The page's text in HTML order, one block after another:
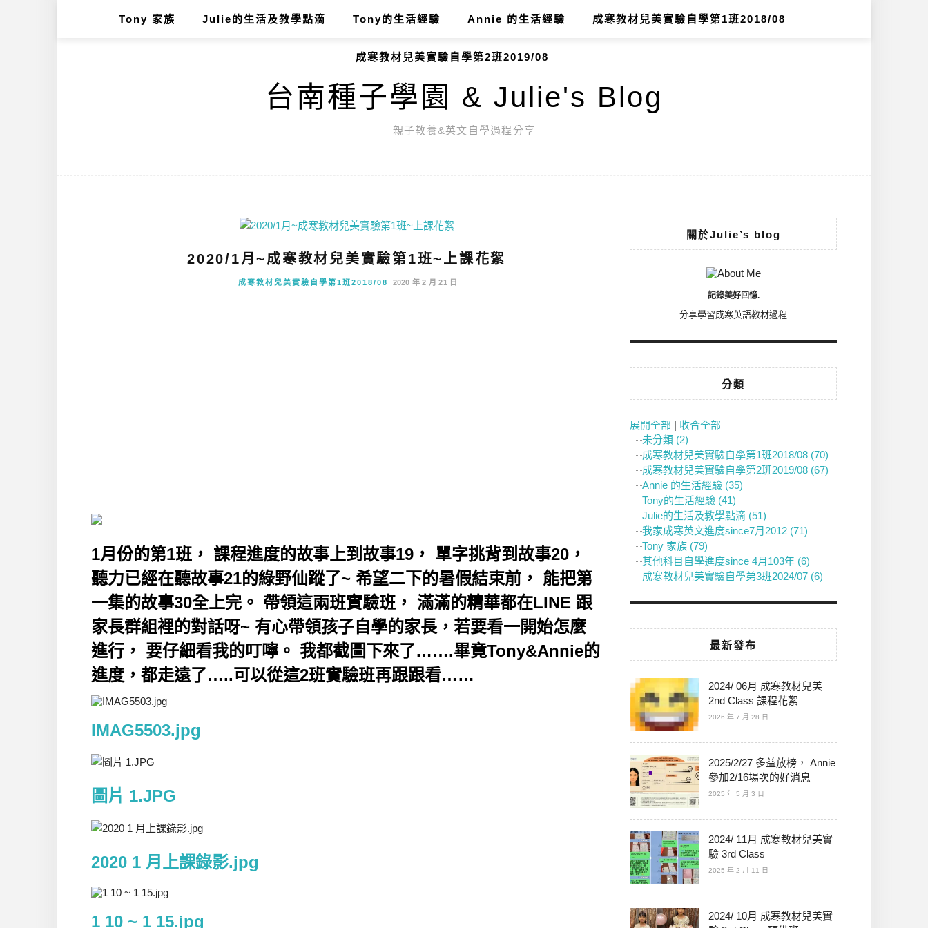
Tony 家族 Julie的生活及教學點滴 Tony的生活經驗 Annie 的生活經驗 成寒教材兒美實驗自學第1班2018/08
成寒教材兒美實驗自學第2班2019/08
台南種子學園 & Julie's Blog
親子教養&英文自學過程分享
2020/1月~成寒教材兒美實驗第1班~上課花絮
成寒教材兒美實驗自學第1班2018/08 2020 年 2 月 21 日
1月份的第1班， 課程進度的故事上到故事19， 單字挑背到故事20，
聽力已經在聽故事21的綠野仙蹤了~ 希望二下的暑假結束前， 能把第
一集的故事30全上完。 帶領這兩班實驗班， 滿滿的精華都在LINE 跟
家長群組裡的對話呀~ 有心帶領孩子自學的家長，若要看一開始怎麼
進行， 要仔細看我的叮嚀。 我都截圖下來了…….畢竟Tony&Annie的
進度，都走遠了…..可以從這2班實驗班再跟跟看……
IMAG5503.jpg
圖片 1.JPG
2020 1 月上課錄影.jpg
1 10 ~ 1 15.jpg
關於Julie’s blog
記錄美好回憶.
分享學習成寒英語教材過程
分類
展開全部 | 收合全部
未分類 (2)
成寒教材兒美實驗自學第1班2018/08 (70)
成寒教材兒美實驗自學第2班2019/08 (67)
Annie 的生活經驗 (35)
Tony的生活經驗 (41)
Julie的生活及教學點滴 (51)
我家成寒英文進度since7月2012 (71)
Tony 家族 (79)
其他科目自學進度since 4月103年 (6)
成寒教材兒美實驗自學弟3班2024/07 (6)
最新發布
2024/ 06月 成寒教材兒美
2nd Class 課程花絮
2026 年 7 月 28 日
2025/2/27 多益放榜， Annie
參加2/16場次的好消息
2025 年 5 月 3 日
2024/ 11月 成寒教材兒美實
驗 3rd Class
2025 年 2 月 11 日
2024/ 10月 成寒教材兒美實